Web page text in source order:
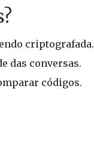
criptografada.
das conversas.
códigos.